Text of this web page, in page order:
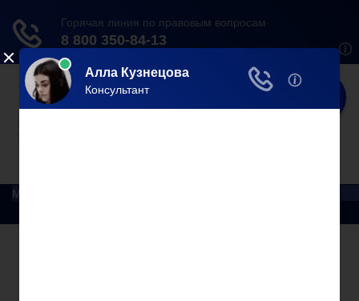
Юрист
Меню